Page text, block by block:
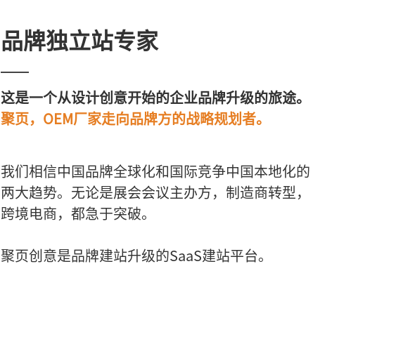
品牌独立站专家
这是一个从设计创意开始的企业品牌升级的旅途。
聚页，OEM厂家走向品牌方的战略规划者。
我们相信中国品牌全球化和国际竞争中国本地化的
两大趋势。无论是展会会议主办方，制造商转型，
跨境电商，都急于突破。
聚页创意是品牌建站升级的SaaS建站平台。